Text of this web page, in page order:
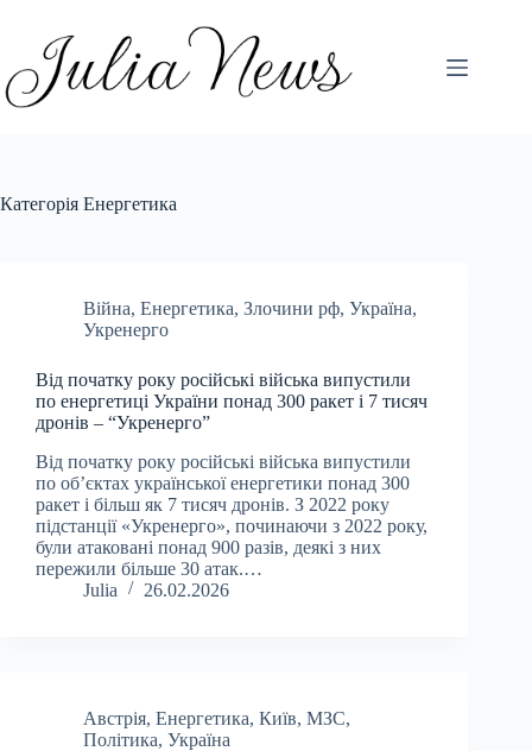
вмісту
Категорія Енергетика
Війна, Енергетика, Злочини рф, Україна,
Укренерго
Від початку року російські війська випустили
по енергетиці України понад 300 ракет і 7 тисяч
дронів – “Укренерго”
Від початку року російські війська випустили
по об’єктах української енергетики понад 300
ракет і більш як 7 тисяч дронів. З 2022 року
підстанції «Укренерго», починаючи з 2022 року,
були атаковані понад 900 разів, деякі з них
пережили більше 30 атак.…
Julia
26.02.2026
Австрія, Енергетика, Київ, МЗС,
Політика, Україна